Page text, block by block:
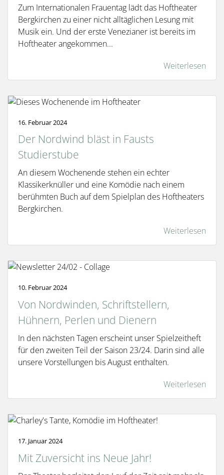
Zum Internationalen Frauentag lädt das Hoftheater
Bergkirchen zu einer nicht alltäglichen Lesung mit
Musik ein. Und der erste Venezianer ist bereits im
Hoftheater angekommen...
Weiterlesen
16. Februar 2024
Der Nordwind bläst in Fausts
Studierstube
An diesem Wochenende stehen ein echter
Klassikerknüller und eine Komödie nach einem
berühmten Buch auf dem Spielplan des Hoftheaters
Bergkirchen.
Weiterlesen
10. Februar 2024
Von Nordwinden, Schriftstellern,
Hühnern, Perlen und Dienern
In den nächsten Tagen erscheint unser Spielzeitheft
für den zweiten Teil der Saison 23/24. Darin sind alle
unsere Vorstellungen bis August enthalten.
Weiterlesen
17. Januar 2024
Mit Zuversicht ins Neue Jahr!